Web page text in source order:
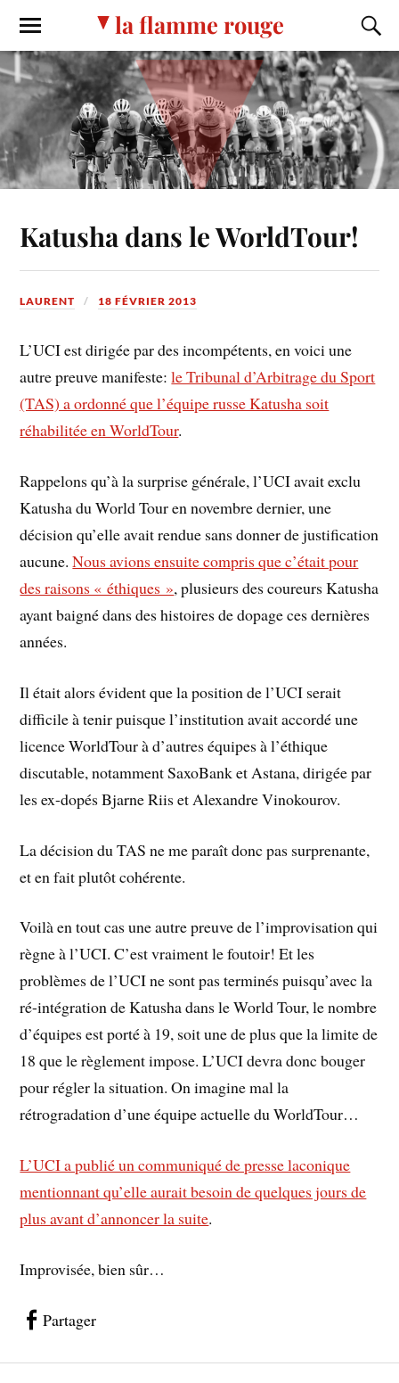
la flamme rouge
Katusha dans le WorldTour!
LAURENT 18 FÉVRIER 2013
L’UCI est dirigée par des incompétents, en voici une
autre preuve manifeste:le Tribunal d’Arbitrage du Sport
(TAS) a ordonné que l’équipe russe Katusha soit
réhabilitée en WorldTour.
Rappelons qu’à la surprise générale, l’UCI avait exclu
Katusha du World Tour en novembre dernier, une
décision qu’elle avait rendue sans donner de justification
aucune.Nous avions ensuite compris que c’était pour
des raisons « éthiques », plusieurs des coureurs Katusha
ayant baigné dans des histoires de dopage ces dernières
années.
Il était alors évident que la position de l’UCI serait
difficile à tenir puisque l’institution avait accordé une
licence WorldTour à d’autres équipes à l’éthique
discutable, notamment SaxoBank et Astana, dirigée par
les ex-dopés Bjarne Riis et Alexandre Vinokourov.
La décision du TAS ne me paraît donc pas surprenante,
et en fait plutôt cohérente.
Voilà en tout cas une autre preuve de l’improvisation qui
règne à l’UCI. C’est vraiment le foutoir! Et les
problèmes de l’UCI ne sont pas terminés puisqu’avec la
ré-intégration de Katusha dans le World Tour, le nombre
d’équipes est porté à 19, soit une de plus que la limite de
18 que le règlement impose. L’UCI devra donc bouger
pour régler la situation. On imagine mal la
rétrogradation d’une équipe actuelle du WorldTour…
L’UCI a publié un communiqué de presse laconique
mentionnant qu’elle aurait besoin de quelques jours de
plus avant d’annoncer la suite.
Improvisée, bien sûr…
Partager